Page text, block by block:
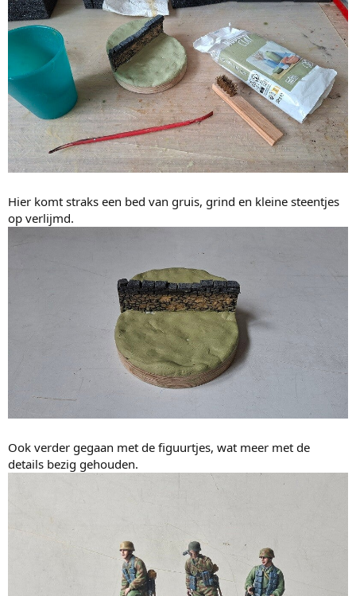
Hier komt straks een bed van gruis, grind en kleine steentjes
op verlijmd.
Ook verder gegaan met de figuurtjes, wat meer met de
details bezig gehouden.